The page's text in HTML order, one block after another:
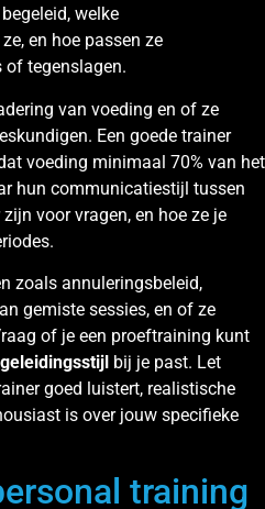
welke
en hoe passen ze
of tegenslagen.
van voeding en of ze
Een goede trainer
voeding minimaal 70% van het
hun communicatiestijl tussen
voor vragen, en hoe ze je
zoals annuleringsbeleid,
gemiste sessies, en of ze
of je een proeftraining kunt
bij je past. Let
goed luistert, realistische
is over jouw specifieke
training